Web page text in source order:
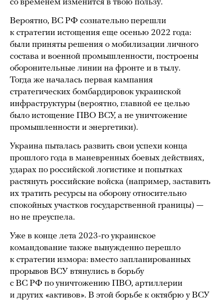
со временем изменится в твою пользу.
Вероятно, ВС РФ сознательно перешли
к стратегии истощения еще осенью 2022 года:
были приняты решения о мобилизации личного
состава и военной промышленности, построены
оборонительные линии на фронте и в тылу.
Тогда же началась первая кампания
стратегических бомбардировок украинской
инфраструктуры (вероятно, главной ее целью
было истощение ПВО ВСУ, а не уничтожение
промышленности и энергетики).
Украина пыталась развить свои успехи конца
прошлого года в маневренных боевых действиях,
ударах по российской логистике и попытках
растянуть российские войска (например, заставить
их тратить ресурсы на оборону относительно
спокойных участков государственной границы) —
но не преуспела.
Уже в конце лета 2023-го украинское
командование также вынужденно перешло
к стратегии измора: вместо запланированных
прорывов ВСУ втянулись в борьбу
с ВС РФ по уничтожению ПВО, артиллерии
и других «активов». В этой борьбе к октябрю у ВСУ